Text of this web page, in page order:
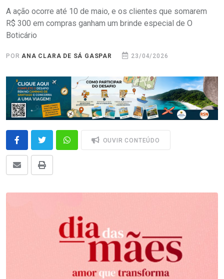
A ação ocorre até 10 de maio, e os clientes que somarem
R$ 300 em compras ganham um brinde especial de O
Boticário
PORANA CLARA DE SÁ GASPAR 23/04/2026
OUVIR CONTEÚDO